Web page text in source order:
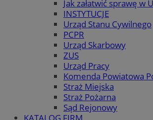
Jak załatwić sprawę w
INSTYTUCJE
Urząd Stanu Cywilnego
PCPR
Urząd Skarbowy
ZUS
Urząd Pracy
Komenda Powiatowa
Straż Miejska
Straż Pożarna
Sąd Rejonowy